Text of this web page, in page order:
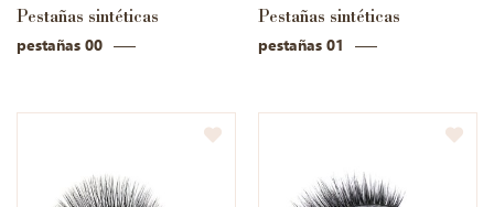
Pestañas sintéticas
pestañas 00
Pestañas sintéticas
pestañas 01